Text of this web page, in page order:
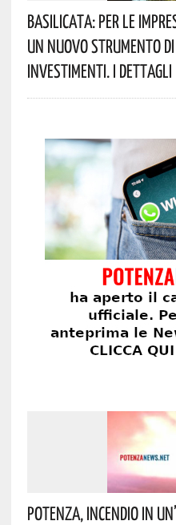
Basilicata: Per Le
Un Nuovo Strumento
Investimenti. I Dettagli
Potenza, Incendio In